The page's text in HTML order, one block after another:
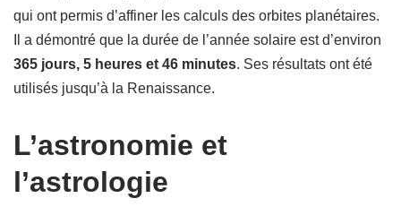
qui ont permis d’affiner les calculs des orbites planétaires.
Il a démontré que la durée de l’année solaire est d’environ
365 jours, 5 heures et 46 minutes. Ses résultats ont été
utilisés jusqu’à la Renaissance.
L’astronomie et
l’astrologie